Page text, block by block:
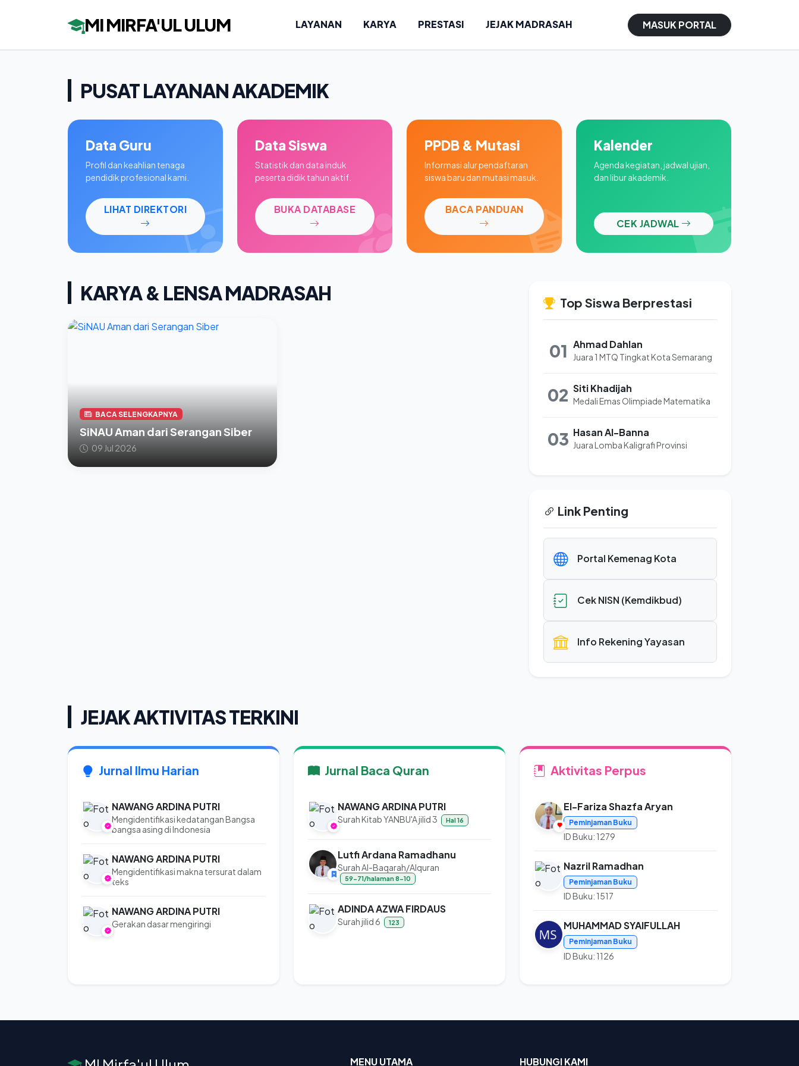
MI MIRFA'UL ULUM LAYANAN KARYA PRESTASI JEJAK MADRASAH MASUK PORTAL
PUSAT LAYANAN AKADEMIK
Data Guru
Profil dan keahlian tenaga
pendidik profesional kami.
LIHAT DIREKTORI
Data Siswa
Statistik dan data induk
peserta didik tahun aktif.
BUKA DATABASE
PPDB & Mutasi
Informasi alur pendaftaran
siswa baru dan mutasi masuk.
BACA PANDUAN
Kalender
Agenda kegiatan, jadwal ujian,
dan libur akademik.
CEK JADWAL
KARYA & LENSA MADRASAH
BACA SELENGKAPNYA
SiNAU Aman dari Serangan Siber
09 Jul 2026
Top Siswa Berprestasi
01 Ahmad Dahlan
Juara 1 MTQ Tingkat Kota Semarang
02 Siti Khadijah
Medali Emas Olimpiade Matematika
03 Hasan Al-Banna
Juara Lomba Kaligrafi Provinsi
Link Penting
Portal Kemenag Kota
Cek NISN (Kemdikbud)
Info Rekening Yayasan
JEJAK AKTIVITAS TERKINI
Jurnal Ilmu Harian
NAWANG ARDINA PUTRI
Mengidentifikasi kedatangan Bangsa
bangsa asing di Indonesia
NAWANG ARDINA PUTRI
Mengidentifikasi makna tersurat dalam
teks
NAWANG ARDINA PUTRI
Gerakan dasar mengiringi
Jurnal Baca Quran
NAWANG ARDINA PUTRI
Surah Kitab YANBU'A jilid 3 Hal 16
Lutfi Ardana Ramadhanu
Surah Al-Baqarah/Alquran
59-71/halaman 8-10
ADINDA AZWA FIRDAUS
Surah jilid 6 123
Aktivitas Perpus
El-Fariza Shazfa Aryan
Peminjaman Buku
ID Buku: 1279
Nazril Ramadhan
Peminjaman Buku
ID Buku: 1517
MUHAMMAD SYAIFULLAH
Peminjaman Buku
ID Buku: 1126
MENU UTAMA HUBUNGI KAMI